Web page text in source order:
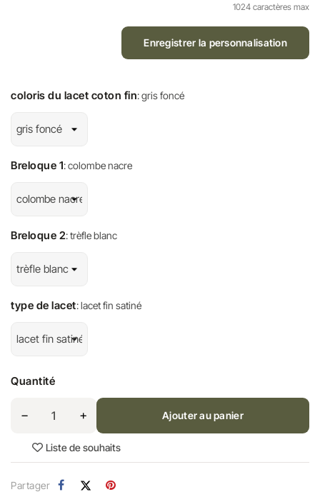
1024 caractères max
Enregistrer la personnalisation
coloris du lacet coton fin: gris foncé
Breloque 1: colombe nacre
Breloque 2: trèfle blanc
type de lacet: lacet fin satiné
Quantité
Ajouter au panier
Liste de souhaits
Partager